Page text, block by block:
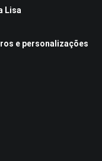
Lisa
e personalizações